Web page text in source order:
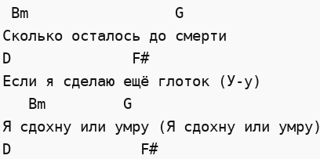
Bm
G
Сколько осталось до смерти
D
F#
Если я сделаю ещё глоток (У-у)
Bm
G
Я сдохну или умру (Я сдохну или умру)
D
F#